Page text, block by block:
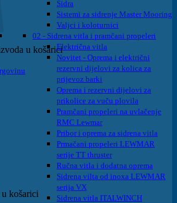
u košarici
košarici
Sidra
Sistemi za sidrenje Master Mooring
Valjci i koloturnici
02 - Sidrena vitla i pramčani propeleri
Električna vitla
Novitet - Oprema i električni
rezervni dijelovi za kolica za
prijevoz barki
Oprema i rezervni dijelovi za
prikolice za vuču plovila
Pramčani propeleri na uvlačenje
RMC Lewmar
Pribor i oprema za sidrena vitla
Prmačani propeleri LEWMAR
serije TT thruster
Ručna vitla i dodatna oprema
Sidrena vilta od inoxa LEWMAR
serija VX
Sidrena vitla ITALWINCH